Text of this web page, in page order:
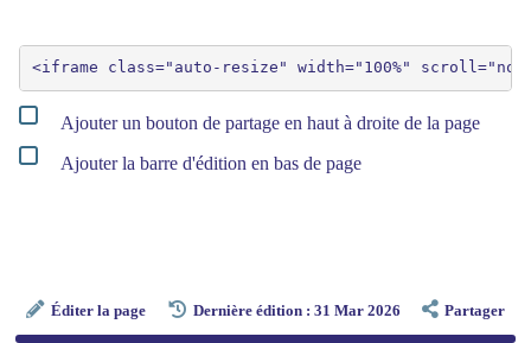
Ajouter un bouton de partage en haut à droite de la page
Ajouter la barre d'édition en bas de page
Éditer la page Dernière édition : 31 Mar 2026 Partager